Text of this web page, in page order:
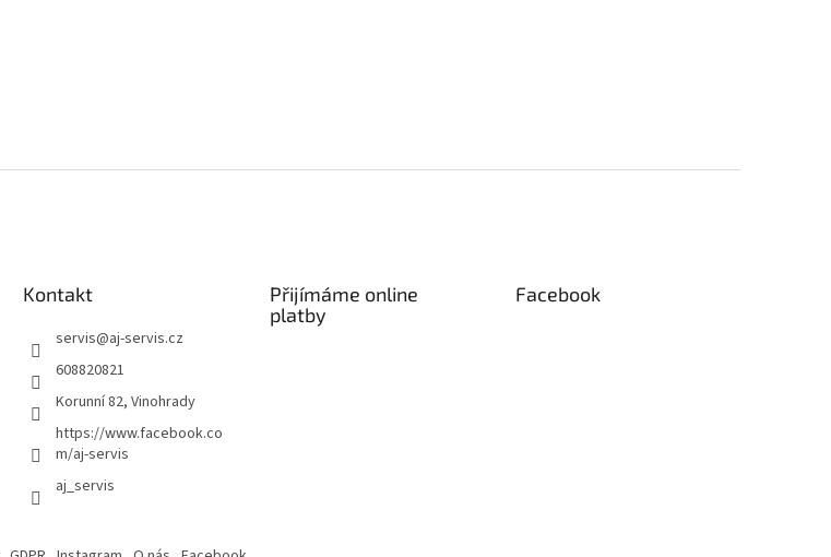
Kontakt
servis@aj-servis.cz
608820821
Korunní 82, Vinohrady
https://www.facebook.co
m/aj-servis
aj_servis
Přijímáme online
platby
Facebook